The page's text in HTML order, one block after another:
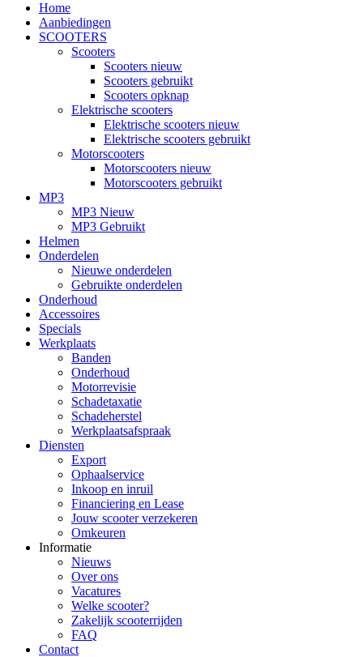
Home
Aanbiedingen
SCOOTERS
Scooters
Scooters nieuw
Scooters gebruikt
Scooters opknap
Elektrische scooters
Elektrische scooters nieuw
Elektrische scooters gebruikt
Motorscooters
Motorscooters nieuw
Motorscooters gebruikt
MP3
MP3 Nieuw
MP3 Gebruikt
Helmen
Onderdelen
Nieuwe onderdelen
Gebruikte onderdelen
Onderhoud
Accessoires
Specials
Werkplaats
Banden
Onderhoud
Motorrevisie
Schadetaxatie
Schadeherstel
Werkplaatsafspraak
Diensten
Export
Ophaalservice
Inkoop en inruil
Financiering en Lease
Jouw scooter verzekeren
Omkeuren
Informatie
Nieuws
Over ons
Vacatures
Welke scooter?
Zakelijk scooterrijden
FAQ
Contact